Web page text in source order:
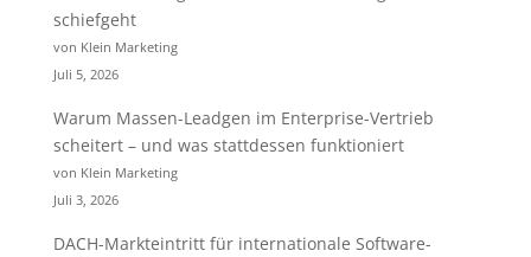
schiefgeht
von Klein Marketing
Juli 5, 2026
Warum Massen-Leadgen im Enterprise-Vertrieb
scheitert – und was stattdessen funktioniert
von Klein Marketing
Juli 3, 2026
DACH-Markteintritt für internationale Software-